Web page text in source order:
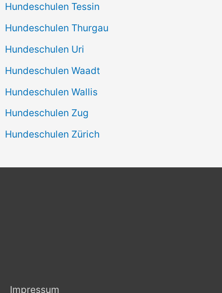
Hundeschulen Tessin
Hundeschulen Thurgau
Hundeschulen Uri
Hundeschulen Waadt
Hundeschulen Wallis
Hundeschulen Zug
Hundeschulen Zürich
Impressum